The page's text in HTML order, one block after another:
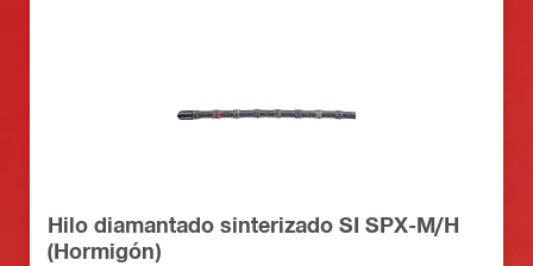
Hilo diamantado sinterizado SI SPX-M/H
(Hormigón)